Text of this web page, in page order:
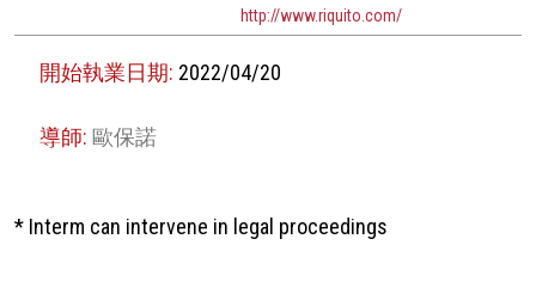
http://www.riquito.com/
開始執業日期: 2022/04/20
導師:歐保諾
* Interm can intervene in legal proceedings